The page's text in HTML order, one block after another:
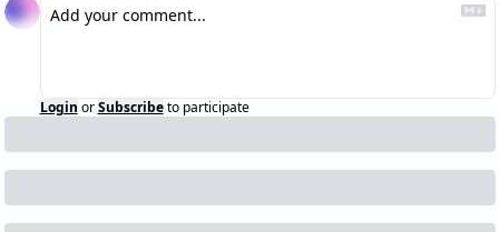
Login or Subscribe to participate